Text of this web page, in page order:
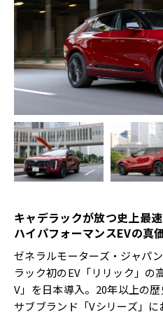
キャデラックが放つ史上最
ハイパフォーマンスEVの真
ゼネラルモーターズ・ジャパ
ラック初のEV「リリック」の
V」を日本導入。20年以上の
サブブランド「Vシリーズ」